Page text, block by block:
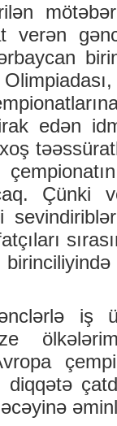
verən
edən
Çünki
iş
diqqətə